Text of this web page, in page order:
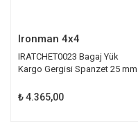
Ironman 4x4
IRATCHET0023 Bagaj Yük
Kargo Gergisi Spanzet 25 mm
₺ 4.365,00